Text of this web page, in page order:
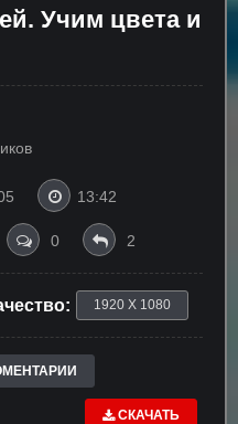
Учим цвета и
13:42
0 2
1920 X 1080
СКАЧАТЬ